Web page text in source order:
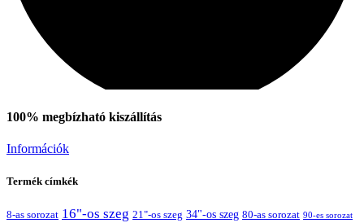
100% megbízható kiszállítás
Információk
Termék címkék
8-as sorozat 16"-os szeg 21"-os szeg 34"-os szeg 80-as sorozat 90-es sorozat